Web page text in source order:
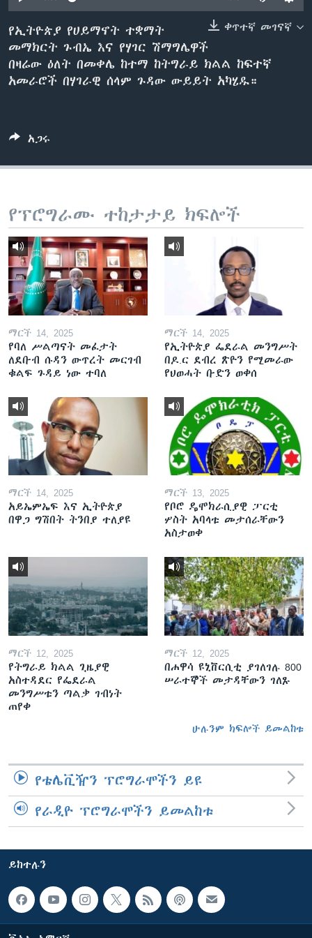
ቋንቋዎች
ቀጥተኛ መገናኛ
የኢትዮጵያ የሀይማኖት ተቋማት
መማክርት ጉብኤ እና የሃገር ሽማግሌዋች
በዛሬው ዕለት በመቀሌ ከተማ ከትግራይ ክልል ከፍተኛ
አመራሮች በሃገራዊ ሰላም ጉዳው ውይይት አካሄዱ።
አጋሩ
የፕሮግራሙ ተከታታይ ክፍሎች
ማርች 14, 2025
የባለ ሥልጣናት መፈታት
ለደቡብ ሱዳን ውጥረት መርገብ
ቁልፍ ጉዳይ ነው ተባለ
ማርች 14, 2025
የኢትዮጵያ ፌደራል መንግሥት
በዶ.ር ደብረ ጽዮን የሚመራው
የህወሓት ቡድን ወቀሰ
ማርች 14, 2025
አይኤምኤፍ እና ኢትዮጵያ
በዋጋ ግሽበት ትንበያ ተለያዩ
ማርች 13, 2025
የቦሮ ዴሞክራሲያዊ ፓርቲ
ሦስት አባላቱ መታሰራቸውን
አስታወቀ
ማርች 12, 2025
የትግራይ ክልል ጊዜያዊ
አስተዳደር የፌደራል
መንግሥቱን ጣልቃ ገብነት
ጠየቀ
ማርች 12, 2025
በሐዋሳ ዩኒቨርሲቲ ያገለገሉ 800
ሠራተኞች መታዳቸውን ገለጹ
ሁሉንም ክፍሎች ይመልከቱ
የቴሌቪዥን ፕሮግራሞችን ይዩ
የራዲዮ ፕሮግራሞችን ይመልከቱ
ይከተሉን